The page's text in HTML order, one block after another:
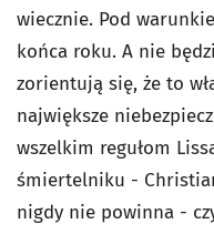
wiecznie. Pod
końca roku. A nie
zorientują się, że to
największe
wszelkim regułom
śmiertelniku -
nigdy nie powinna -